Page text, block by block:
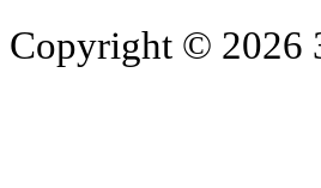
Copyright © 2026